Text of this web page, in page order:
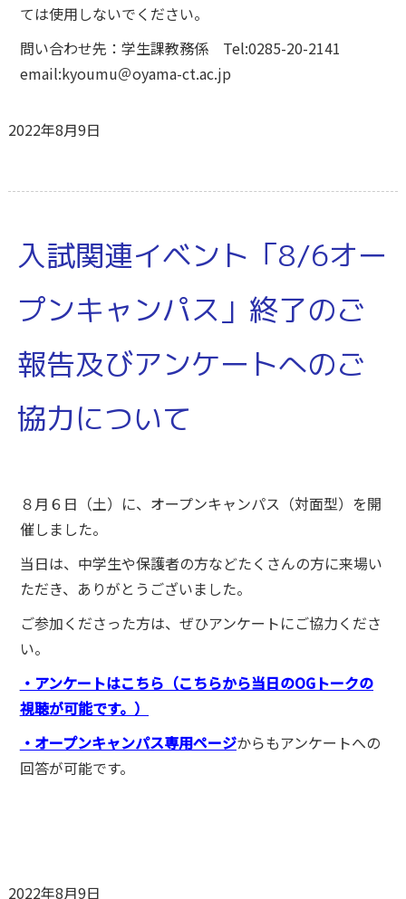
ては使用しないでください。
問い合わせ先：学生課教務係 Tel:0285-20-2141
email:kyoumu＠oyama-ct.ac.jp
2022年8月9日
入試関連イベント「8/6オー
プンキャンパス」終了のご
報告及びアンケートへのご
協力について
８月６日（土）に、オープンキャンパス（対面型）を開
催しました。
当日は、中学生や保護者の方などたくさんの方に来場い
ただき、ありがとうございました。
ご参加くださった方は、ぜひアンケートにご協力くださ
い。
・アンケートはこちら（こちらから当日のOGトークの
視聴が可能です。）
・オープンキャンパス専用ページからもアンケートへの
回答が可能です。
2022年8月9日